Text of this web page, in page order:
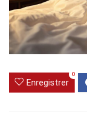
Enregistrer
0